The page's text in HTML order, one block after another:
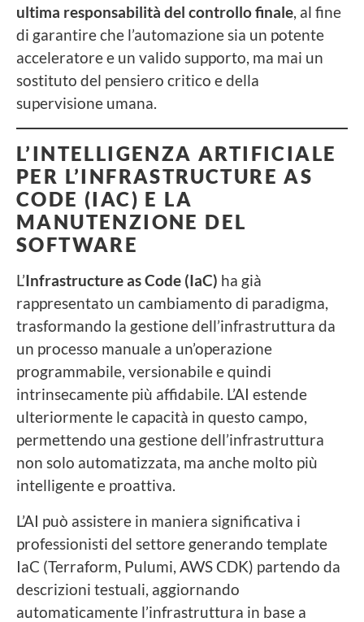
ultima responsabilità del controllo finale, al fine
di garantire che l’automazione sia un potente
acceleratore e un valido supporto, ma mai un
sostituto del pensiero critico e della
supervisione umana.
L’INTELLIGENZA ARTIFICIALE
PER L’INFRASTRUCTURE AS
CODE (IAC) E LA
MANUTENZIONE DEL
SOFTWARE
L’Infrastructure as Code (IaC) ha già
rappresentato un cambiamento di paradigma,
trasformando la gestione dell’infrastruttura da
un processo manuale a un’operazione
programmabile, versionabile e quindi
intrinsecamente più affidabile. L’AI estende
ulteriormente le capacità in questo campo,
permettendo una gestione dell’infrastruttura
non solo automatizzata, ma anche molto più
intelligente e proattiva.
L’AI può assistere in maniera significativa i
professionisti del settore generando template
IaC (Terraform, Pulumi, AWS CDK) partendo da
descrizioni testuali, aggiornando
automaticamente l’infrastruttura in base a